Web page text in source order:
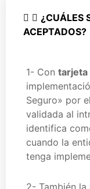
¿CUÁLES
ACEPTADOS?
1- Con tarjeta
Seguro» por
validada al
identifica
cuando la
tenga